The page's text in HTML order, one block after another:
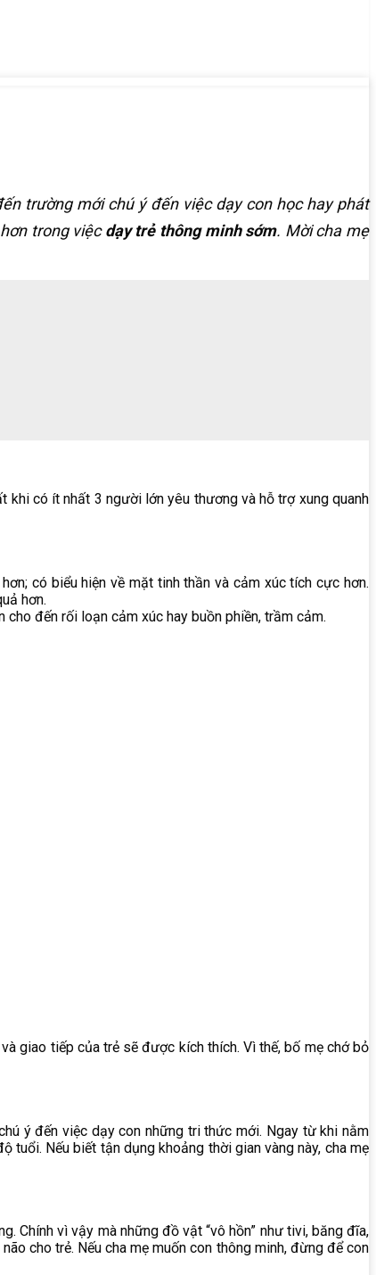
trường mới chú ý đến việc dạy con học hay phát
trong việcdạy trẻ thông minh sớm. Mời cha mẹ
khi có ít nhất 3 người lớn yêu thương và hỗ trợ xung quanh
có biểu hiện về mặt tinh thần và cảm xúc tích cực hơn.
hơn.
đến rối loạn cảm xúc hay buồn phiền, trầm cảm.
giao tiếp của trẻ sẽ được kích thích. Vì thế, bố mẹ chớ bỏ
ý đến việc dạy con những tri thức mới. Ngay từ khi nằm
Nếu biết tận dụng khoảng thời gian vàng này, cha mẹ
Chính vì vậy mà những đồ vật “vô hồn” như tivi, băng đĩa,
cho trẻ. Nếu cha mẹ muốn con thông minh, đừng để con